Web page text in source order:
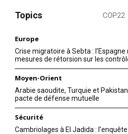
Topics COP22
Europe
Crise migratoire à Sebta : l’Espagne
mesures de rétorsion sur les
Moyen-Orient
Arabie saoudite, Turquie et
pacte de défense mutuelle
Sécurité
Cambriolages à El Jadida :